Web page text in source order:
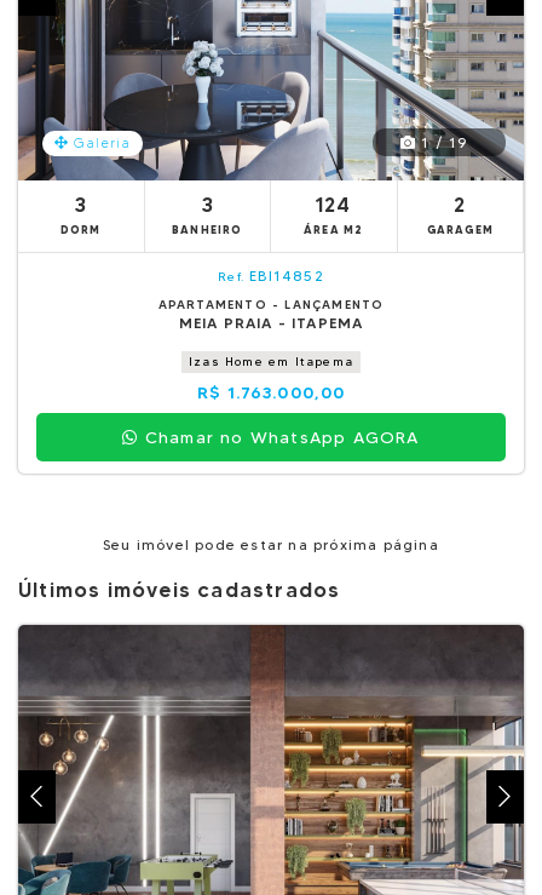
Galeria 1 / 19
3
DORM
3
BANHEIRO
124
ÁREA M2
2
GARAGEM
Ref. EBI14852
APARTAMENTO - LANÇAMENTO
MEIA PRAIA - ITAPEMA
Izas Home em Itapema
R$ 1.763.000,00
Chamar no WhatsApp AGORA
Seu imóvel pode estar na próxima página
Últimos imóveis cadastrados